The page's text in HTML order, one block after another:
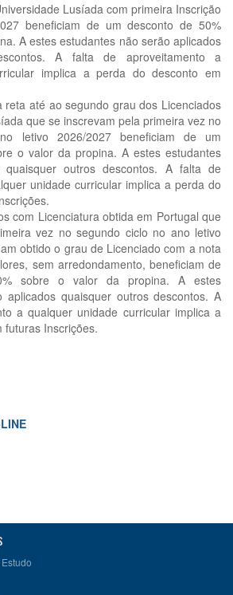
Lusíada com primeira Inscrição
beneficiam de um desconto de 50%
A estes estudantes não serão aplicados
A falta de aproveitamento a
implica a perda do desconto em
reta até ao segundo grau dos Licenciados
que se inscrevam pela primeira vez no
letivo 2026/2027 beneficiam de um
o valor da propina. A estes estudantes
quaisquer outros descontos. A falta de
unidade curricular implica a perda do
com Licenciatura obtida em Portugal que
vez no segundo ciclo no ano letivo
obtido o grau de Licenciado com a nota
sem arredondamento, beneficiam de
sobre o valor da propina. A estes
aplicados quaisquer outros descontos. A
a qualquer unidade curricular implica a
futuras Inscrições.